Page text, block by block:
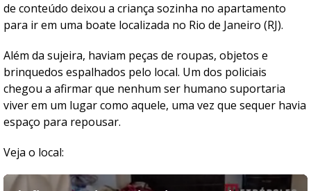
de conteúdo deixou a criança sozinha no apartamento
para ir em uma boate localizada no Rio de Janeiro (RJ).
Além da sujeira, haviam peças de roupas, objetos e
brinquedos espalhados pelo local. Um dos policiais
chegou a afirmar que nenhum ser humano suportaria
viver em um lugar como aquele, uma vez que sequer havia
espaço para repousar.
Veja o local: